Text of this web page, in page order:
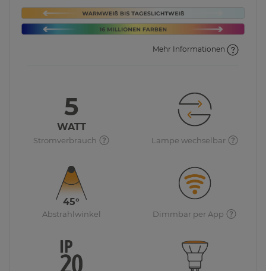
Mehr Informationen
5
WATT
Stromverbrauch Lampe wechselbar
45°
Abstrahlwinkel Dimmbar per App